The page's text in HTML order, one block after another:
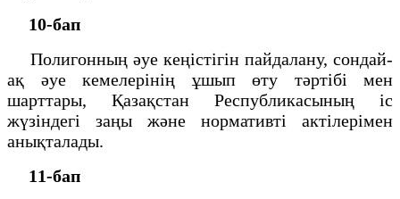
10-бап
Полигонның әуе кеңістігін пайдалану, сондай-
ақ әуе кемелерінің ұшып өту тәртібі мен
шарттары, Қазақстан Республикасының іс
жүзіндегі заңы және нормативті актілерімен
анықталады.
11-бап